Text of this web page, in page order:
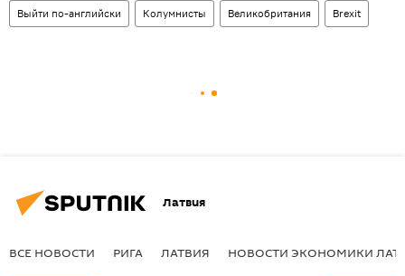
Выйти по-английски Колумнисты Великобритания Brexit
Латвия
ВСЕ НОВОСТИ РИГА ЛАТВИЯ НОВОСТИ ЭКОНОМИКИ